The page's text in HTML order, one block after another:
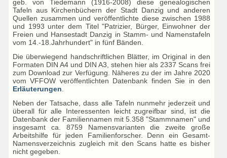
geb. von Tiedemann (1916-2008) diese genealogischen
Tafeln aus Kirchenbüchern der Stadt Danzig und anderen
Quellen zusammen und veröffentlichte diese zwischen 1988
und 1993 unter dem Titel "Patrizier, Bürger, Einwohner der
Freien und Hansestadt Danzig in Stamm- und Namenstafeln
vom 14.-18.Jahrhundert" in fünf Bänden.
Die überwiegend handschriftlichen Blätter, im Original in den
Formaten DIN A4 und DIN A3, stehen hier als 2337 Scans frei
zum Download zur Verfügung. Näheres zu der im Jahre 2020
vom VFFOW veröffentlichten Datenbank finden Sie in den
Erläuterungen
Neben der Tatsache, dass alle Tafeln nunmehr jederzeit und
überall für alle Interessenten leicht zugreifbar sind, ist die
Datenbank der Familiennamen mit 5.358 "Stammnamen" und
insgesamt ca. 8759 Namensvarianten die zweite große
Arbeitshilfe für jeden Familienforscher. Denn ein Gesamt-
Namensverzeichnis zugleich mit den Scans hatte es bisher
nicht gegeben.